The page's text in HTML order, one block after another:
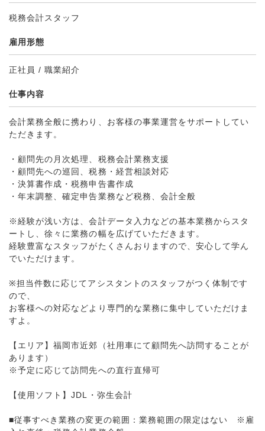
税務会計スタッフ
雇用形態
正社員 / 職業紹介
仕事内容
会計業務全般に携わり、お客様の事業運営をサポートしてい
ただきます。
・顧問先の月次処理、税務会計業務支援
・顧問先への巡回、税務・経営相談対応
・決算書作成・税務申告書作成
・年末調整、確定申告業務など税務、会計全般
※経験が浅い方は、会計データ入力などの基本業務からスタ
ートし、徐々に業務の幅を広げていただきます。
経験豊富なスタッフがたくさんおりますので、安心して学ん
でいただけます。
※担当件数に応じてアシスタントのスタッフがつく体制です
ので、
お客様への対応などより専門的な業務に集中していただけま
すよ。
【エリア】福岡市近郊（社用車にて顧問先へ訪問することが
あります）
※予定に応じて訪問先への直行直帰可
【使用ソフト】JDL・弥生会計
■従事すべき業務の変更の範囲：業務範囲の限定はない ※雇